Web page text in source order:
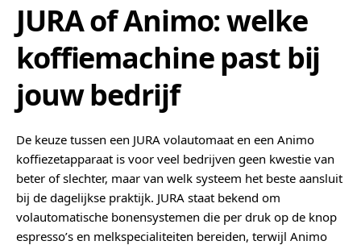
JURA of Animo: welke
koffiemachine past bij
jouw bedrijf
De keuze tussen een JURA volautomaat en een Animo
koffiezetapparaat is voor veel bedrijven geen kwestie van
beter of slechter, maar van welk systeem het beste aansluit
bij de dagelijkse praktijk. JURA staat bekend om
volautomatische bonensystemen die per druk op de knop
espresso’s en melkspecialiteiten bereiden, terwijl Animo